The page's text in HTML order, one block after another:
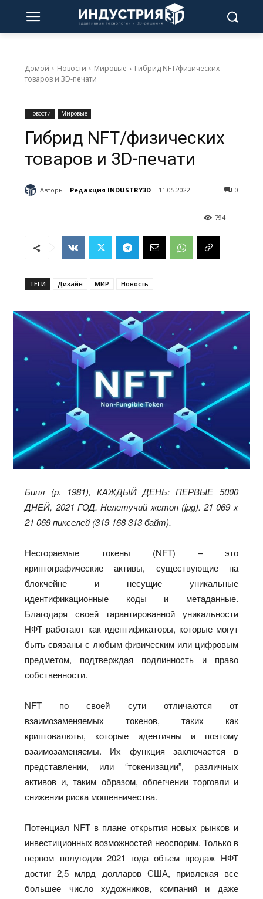
Домой Новости Мировые
Гибрид NFT/физических
товаров и 3D-печати
Новости Мировые
Гибрид NFT/физических
товаров и 3D-печати
Авторы - Редакция INDUSTRY3D 11.05.2022 0
794
ТЕГИ Дизайн МИР Новость
Бипл (р. 1981), КАЖДЫЙ ДЕНЬ: ПЕРВЫЕ 5000
ДНЕЙ, 2021 ГОД. Нелетучий жетон (jpg). 21 069 x
21 069 пикселей (319 168 313 байт).
Несгораемые токены (NFT) – это
криптографические активы, существующие на
блокчейне и несущие уникальные
идентификационные коды и метаданные.
Благодаря своей гарантированной уникальности
НФТ работают как идентификаторы, которые могут
быть связаны с любым физическим или цифровым
предметом, подтверждая подлинность и право
собственности.
NFT по своей сути отличаются от
взаимозаменяемых токенов, таких как
криптовалюты, которые идентичны и поэтому
взаимозаменяемы. Их функция заключается в
представлении, или “токенизации”, различных
активов и, таким образом, облегчении торговли и
снижении риска мошенничества.
Потенциал NFT в плане открытия новых рынков и
инвестиционных возможностей неоспорим. Только в
первом полугодии 2021 года объем продаж НФТ
достиг 2,5 млрд долларов США, привлекая все
большее число художников, компаний и даже